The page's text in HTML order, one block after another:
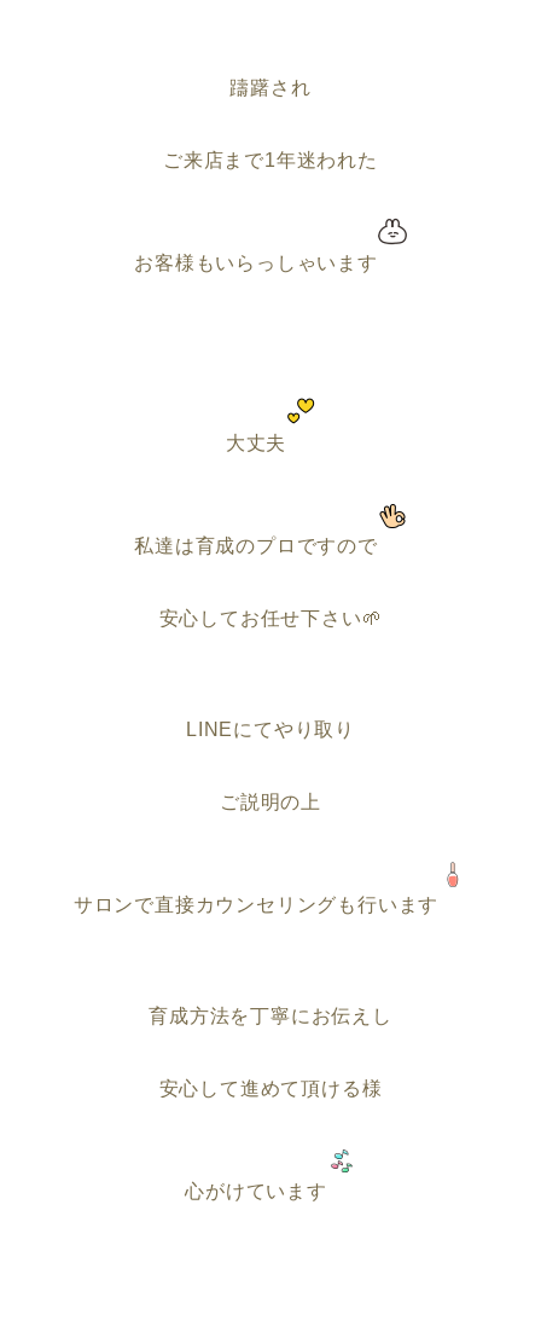
躊躇され
ご来店まで1年迷われた
お客様もいらっしゃいます
大丈夫
私達は育成のプロですので
安心してお任せ下さい🌱
LINEにてやり取り
ご説明の上
サロンで直接カウンセリングも行います
育成方法を丁寧にお伝えし
安心して進めて頂ける様
心がけています